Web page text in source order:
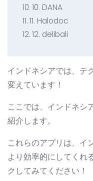
10. DANA
11. Halodoc
12. delibali
インドネシアでは、テ
変えています！
ここでは、インドネシ
紹介します。
これらのアプリは、イ
より効率的にしてくれ
クしてみてください！